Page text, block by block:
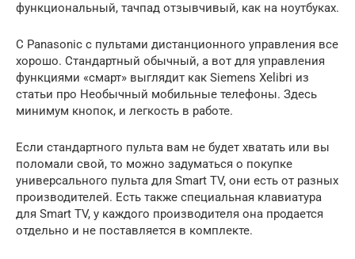
функциональный, тачпад отзывчивый, как на ноутбуках.
С Panasonic с пультами дистанционного управления все
хорошо. Стандартный обычный, а вот для управления
функциями «смарт» выглядит как Siemens Xelibri из
статьи про Необычный мобильные телефоны. Здесь
минимум кнопок, и легкость в работе.
Если стандартного пульта вам не будет хватать или вы
поломали свой, то можно задуматься о покупке
универсального пульта для Smart TV, они есть от разных
производителей. Есть также специальная клавиатура
для Smart TV, у каждого производителя она продается
отдельно и не поставляется в комплекте.